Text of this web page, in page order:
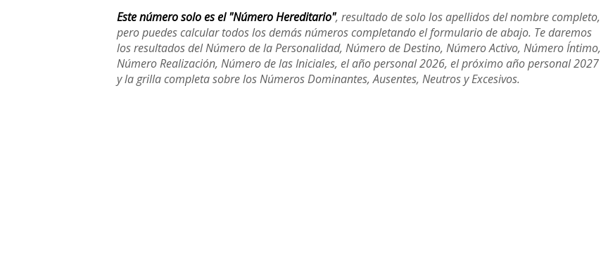
Este número solo es el "Número Hereditario", resultado de solo los apellidos del nombre completo,
pero puedes calcular todos los demás números completando el formulario de abajo. Te daremos
los resultados del Número de la Personalidad, Número de Destino, Número Activo, Número Íntimo,
Número Realización, Número de las Iniciales, el año personal 2026, el próximo año personal 2027
y la grilla completa sobre los Números Dominantes, Ausentes, Neutros y Excesivos.